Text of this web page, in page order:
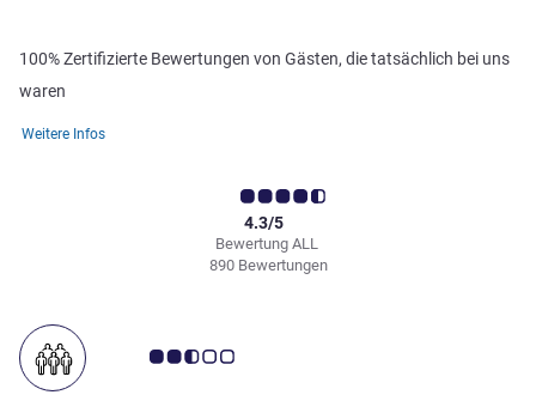
100% Zertifizierte Bewertungen von Gästen, die tatsächlich bei uns
waren
Weitere Infos
Bewertung ALL
4.3/5
890 Bewertungen
Note Kundenmeinungen 2.5/5